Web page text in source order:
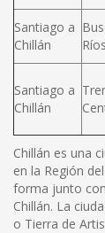
Santiago a
Chillán
Ríos
Santiago a
Chillán
Chillán es una
en la Región
forma junto
Chillán. La
o Tierra de